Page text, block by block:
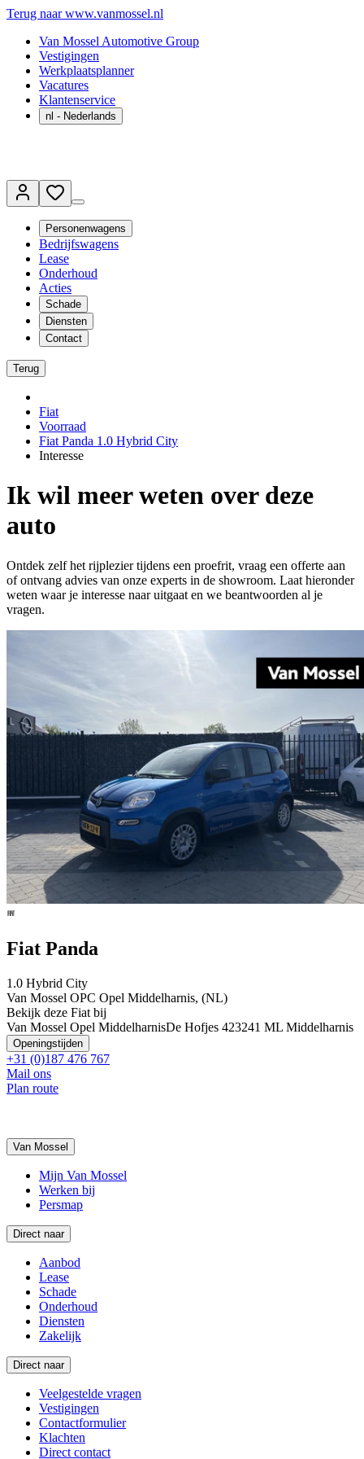
Terug naar www.vanmossel.nl
Van Mossel Automotive Group
Vestigingen
Werkplaatsplanner
Vacatures
Klantenservice
nl - Nederlands
Personenwagens
Bedrijfswagens
Lease
Onderhoud
Acties
Schade
Diensten
Contact
Terug
Fiat
Voorraad
Fiat Panda 1.0 Hybrid City
Interesse
Ik wil meer weten over deze
auto
Ontdek zelf het rijplezier tijdens een proefrit, vraag een offerte aan
of ontvang advies van onze experts in de showroom. Laat hieronder
weten waar je interesse naar uitgaat en we beantwoorden al je
vragen.
Fiat Panda
1.0 Hybrid City
Van Mossel OPC Opel Middelharnis, (NL)
Bekijk deze Fiat bij
Van Mossel Opel MiddelharnisDe Hofjes 423241 ML Middelharnis
Openingstijden
+31 (0)187 476 767
Mail ons
Plan route
Van Mossel
Mijn Van Mossel
Werken bij
Persmap
Direct naar
Aanbod
Lease
Schade
Onderhoud
Diensten
Zakelijk
Direct naar
Veelgestelde vragen
Vestigingen
Contactformulier
Klachten
Direct contact